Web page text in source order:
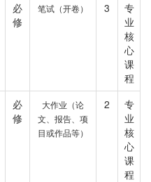
必
修
笔试（开卷） 3
专
业
核
心
课
程
必
修
大作业（论
文、报告、项
目或作品等）
2
专
业
核
心
课
程